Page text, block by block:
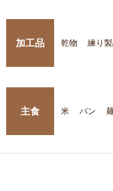
加工品 乾物 練り
主食 米 パン